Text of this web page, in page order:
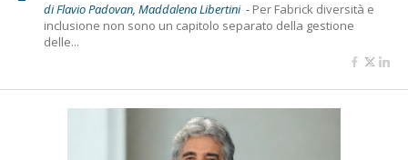
di Flavio Padovan, Maddalena Libertini - Per Fabrick diversità e
inclusione non sono un capitolo separato della gestione
delle...